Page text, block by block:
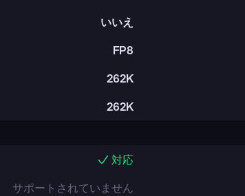
いいえ
FP8
262K
262K
対応
サポートされていません